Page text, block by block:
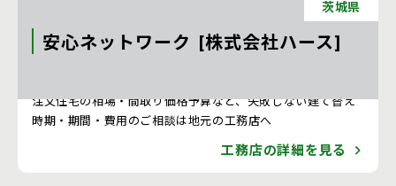
茨城県
安心ネットワーク [株式会社ハース]
注文住宅の相場・間取り価格予算など、失敗しない建て替え
時期・期間・費用のご相談は地元の工務店へ
工務店の詳細を見る